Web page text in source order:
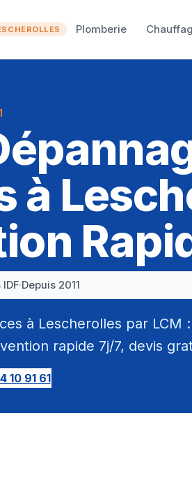
Plomberie
à
·Depuis 2011
à Lescherolles par LCM
rapide 7j/7, devis
10 91 61